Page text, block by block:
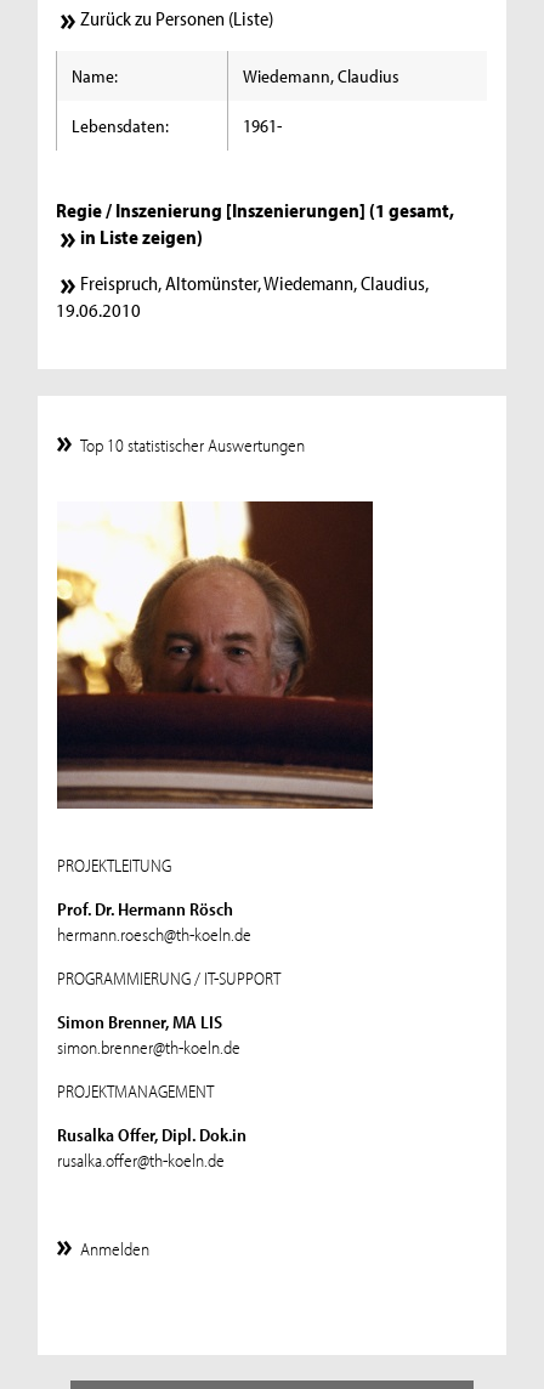
Zurück zu Personen (Liste)
Name: Wiedemann, Claudius
Lebensdaten: 1961-
Regie / Inszenierung [Inszenierungen] (1 gesamt,
in Liste zeigen)
Freispruch, Altomünster, Wiedemann, Claudius,
19.06.2010
Top 10 statistischer Auswertungen
PROJEKTLEITUNG
Prof. Dr. Hermann Rösch
hermann.roesch@th-koeln.de
PROGRAMMIERUNG / IT-SUPPORT
Simon Brenner, MA LIS
simon.brenner@th-koeln.de
PROJEKTMANAGEMENT
Rusalka Offer, Dipl. Dok.in
rusalka.offer@th-koeln.de
Anmelden